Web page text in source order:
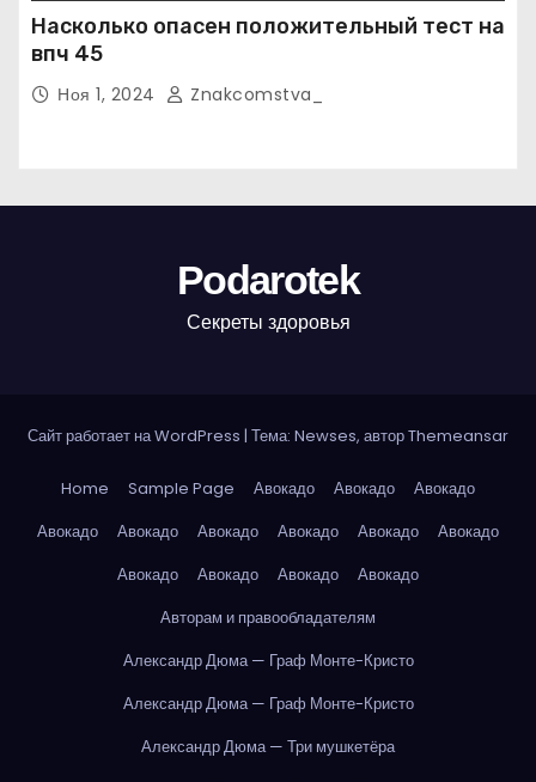
Насколько опасен положительный тест на
впч 45
Ноя 1, 2024 Znakcomstva_
Podarotek
Секреты здоровья
Сайт работает на WordPress | Тема: Newses, авторThemeansar
Home Sample Page Авокадо Авокадо
Авокадо
Авокадо
Авокадо Авокадо Авокадо Авокадо
Авокадо
Авокадо
Авокадо Авокадо
Авокадо
Авторам и правообладателям
Александр Дюма — Граф Монте-Кристо
Александр Дюма — Граф Монте-Кристо
Александр Дюма — Три мушкетёра